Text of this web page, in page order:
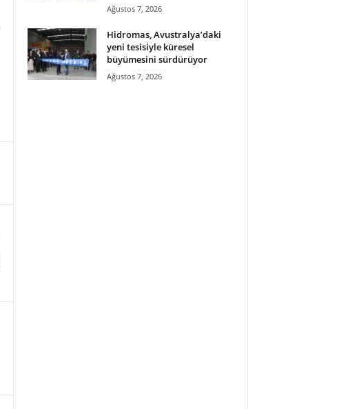
Ağustos 7, 2026
Hidromas, Avustralya’daki
yeni tesisiyle küresel
büyümesini sürdürüyor
Ağustos 7, 2026